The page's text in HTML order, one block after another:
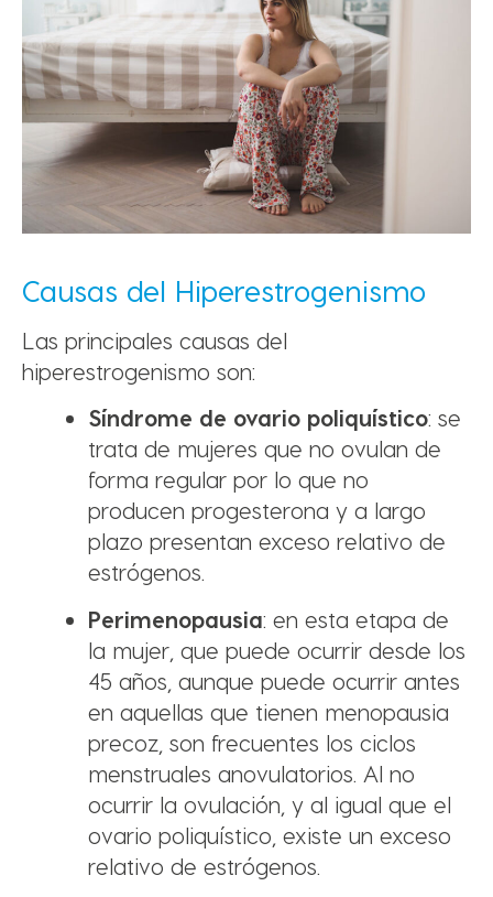
Causas del Hiperestrogenismo
Las principales causas del
hiperestrogenismo son:
Síndrome de ovario poliquístico: se
trata de mujeres que no ovulan de
forma regular por lo que no
producen progesterona y a largo
plazo presentan exceso relativo de
estrógenos.
Perimenopausia: en esta etapa de
la mujer, que puede ocurrir desde los
45 años, aunque puede ocurrir antes
en aquellas que tienen menopausia
precoz, son frecuentes los ciclos
menstruales anovulatorios. Al no
ocurrir la ovulación, y al igual que el
ovario poliquístico, existe un exceso
relativo de estrógenos.